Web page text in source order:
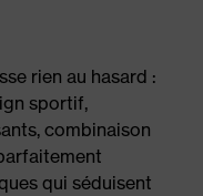
rien au hasard :
sportif,
combinaison
qui séduisent